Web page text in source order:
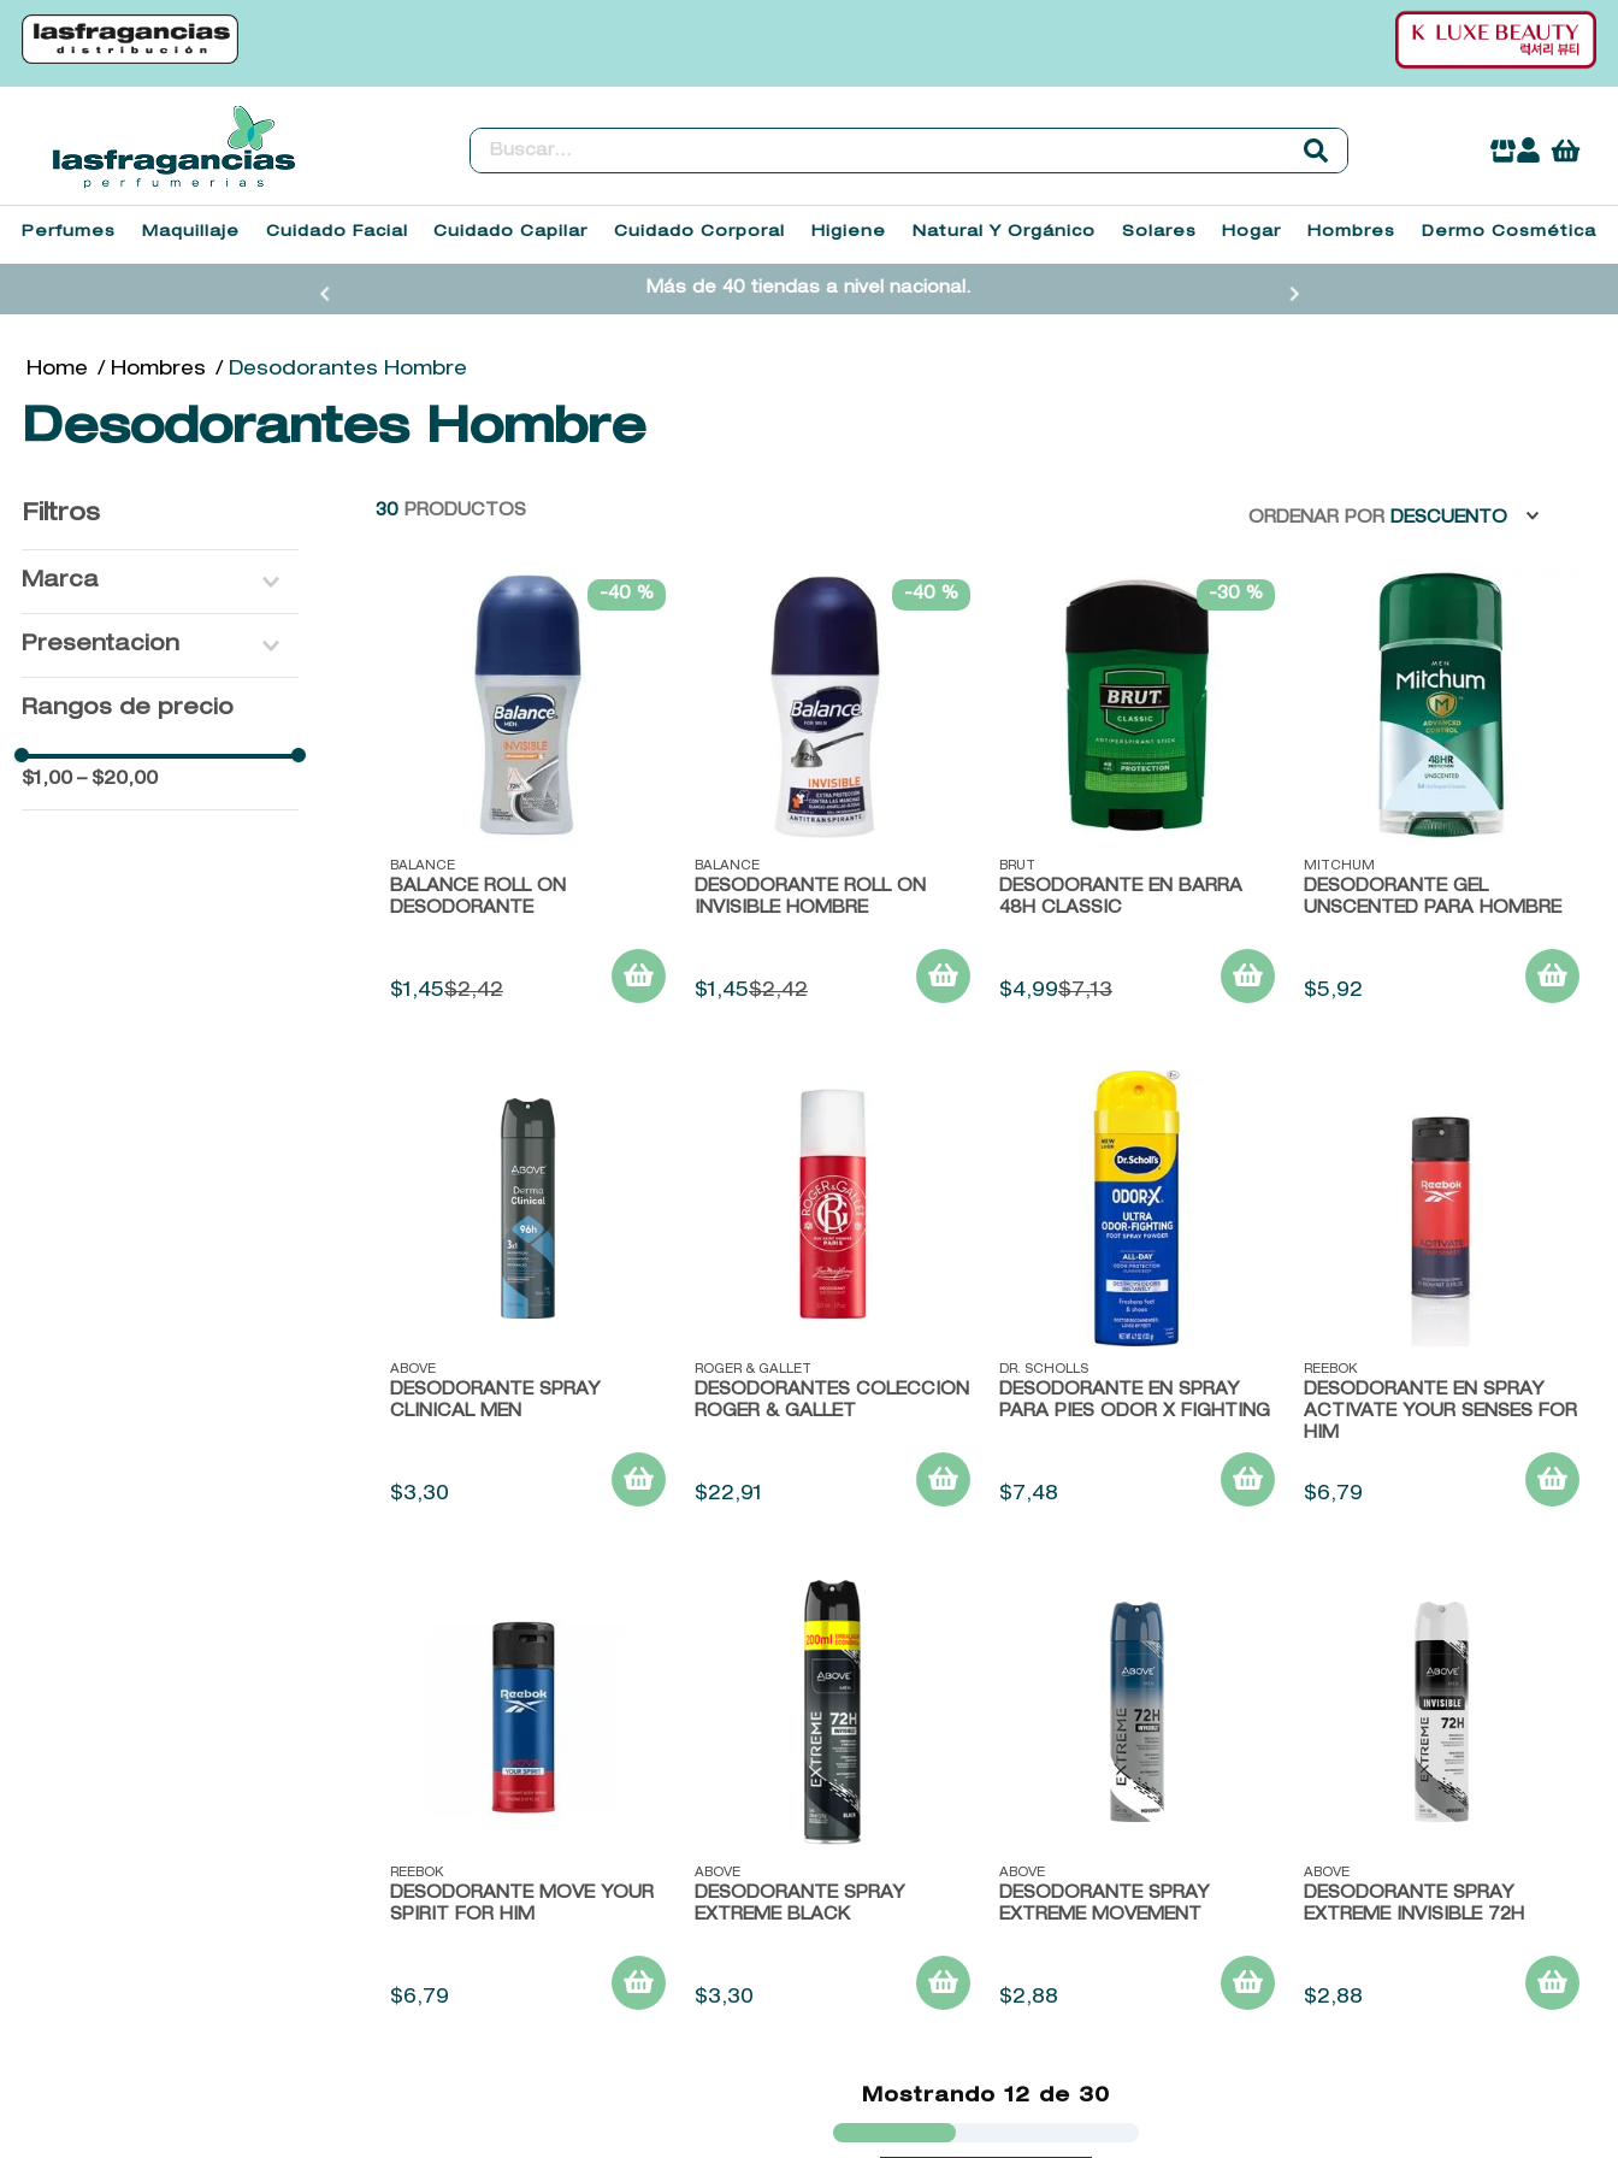
Buscar...
Perfumes Maquillaje Cuidado Facial Cuidado Capilar Cuidado Corporal Higiene Natural Y Orgánico Solares Hogar Hombres Dermo Cosmética
Más de 40 tiendas a nivel nacional.
Hombres Desodorantes Hombre
Desodorantes Hombre
Filtros
Marca
UMBRO
REEBOK
ROGER & GALLET
Presentacion
Intense
133G
50ML
Rangos de precio
$1,00 – $20,00
30 PRODUCTOS ORDENAR POR DESCUENTO
-40 %
Vista rápida
BALANCE
BALANCE ROLL ON
DESODORANTE
$1 ,45$2,42
-40 %
Vista rápida
BALANCE
DESODORANTE ROLL ON
INVISIBLE HOMBRE
$1 ,45$2,42
-30 %
Vista rápida
BRUT
DESODORANTE EN BARRA
48H CLASSIC
$4,99$7,13
Vista rápida
MITCHUM
DESODORANTE GEL
UNSCENTED PARA HOMBRE
$5,92
Vista rápida
ABOVE
DESODORANTE SPRAY
CLINICAL MEN
$3,30
Vista rápida
ROGER & GALLET
DESODORANTES COLECCIÓN
ROGER & GALLET
$22,91
Vista rápida
DR. SCHOLLS
DESODORANTE EN SPRAY
PARA PIES ODOR X FIGHTING
$ 7 ,48
Vista rápida
REEBOK
DESODORANTE EN SPRAY
ACTIVATE YOUR SENSES FOR
HIM
$6, 79
Vista rápida
REEBOK
DESODORANTE MOVE YOUR
SPIRIT FOR HIM
$6, 79
Vista rápida
ABOVE
DESODORANTE SPRAY
EXTREME BLACK
$3,30
Vista rápida
ABOVE
DESODORANTE SPRAY
EXTREME MOVEMENT
$2,88
Vista rápida
ABOVE
DESODORANTE SPRAY
EXTREME INVISIBLE 72H
$2,88
Mostrando 12 de 30
1.
heathcote
sol ipanema
3.
cleanance
5
6.
ysl
10
john frieda